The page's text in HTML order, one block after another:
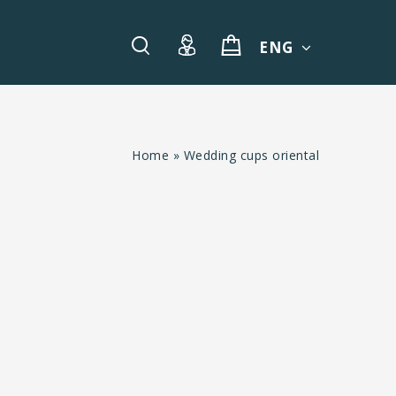
ENG
Home » Wedding cups oriental